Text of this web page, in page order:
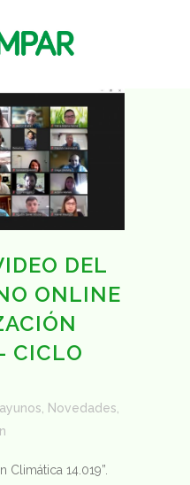
DEL
ONLINE
CICLO
Novedades
14.019”.